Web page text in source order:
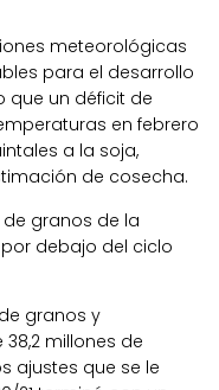
meteorológicas
para el desarrollo
que un déficit de
en febrero
a la soja,
de cosecha.
granos de la
debajo del ciclo
granos y
millones de
ajustes que se le